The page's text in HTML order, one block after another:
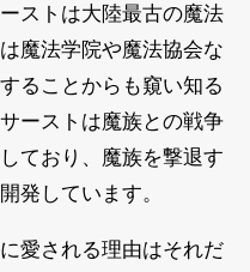
ストは大陸最古の魔法
魔法学院や魔法協会な
ることからも窺い知る
ーストは魔族との戦争
ており、魔族を撃退す
発しています。
愛される理由はそれだ